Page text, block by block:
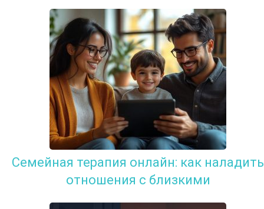
Семейная терапия онлайн: как наладить
отношения с близкими